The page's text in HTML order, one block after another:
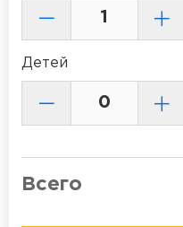
Детей
Всего